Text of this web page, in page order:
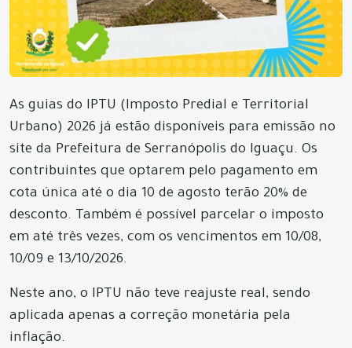
As guias do IPTU (Imposto Predial e Territorial
Urbano) 2026 já estão disponíveis para emissão no
site da Prefeitura de Serranópolis do Iguaçu. Os
contribuintes que optarem pelo pagamento em
cota única até o dia 10 de agosto terão 20% de
desconto. Também é possível parcelar o imposto
em até três vezes, com os vencimentos em 10/08,
10/09 e 13/10/2026.
Neste ano, o IPTU não teve reajuste real, sendo
aplicada apenas a correção monetária pela
inflação.